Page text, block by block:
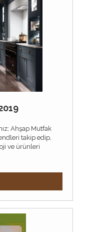
Ahşap Mutfak
takip edip,
ve ürünleri